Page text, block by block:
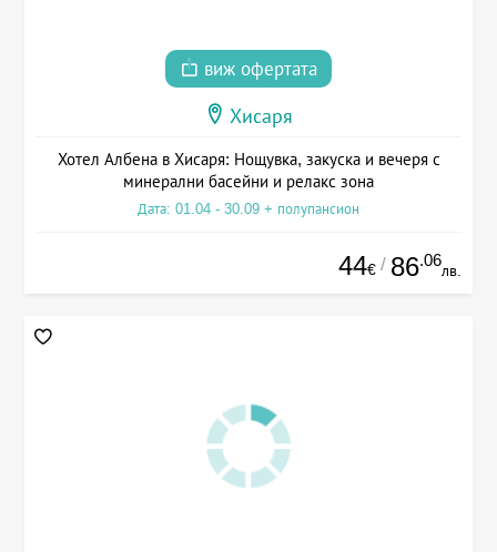
виж офертата
Хисаря
Хотел Албена в Хисаря: Нощувка, закуска и вечеря с
минерални басейни и релакс зона
Дата: 01.04 - 30.09 + полупансион
44€ / 86.06
лв.